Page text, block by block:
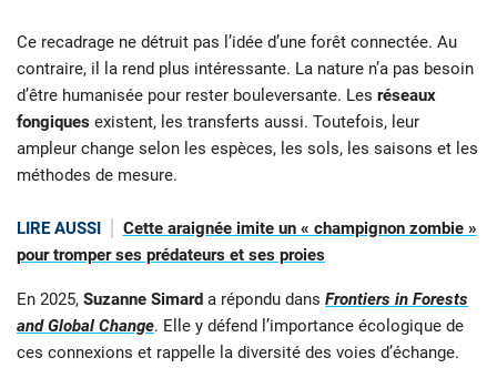
Ce recadrage ne détruit pas l’idée d’une forêt connectée. Au
contraire, il la rend plus intéressante. La nature n’a pas besoin
d’être humanisée pour rester bouleversante. Les réseaux
fongiques existent, les transferts aussi. Toutefois, leur
ampleur change selon les espèces, les sols, les saisons et les
méthodes de mesure.
LIRE AUSSI
Cette araignée imite un « champignon zombie »
pour tromper ses prédateurs et ses proies
En 2025, Suzanne Simard a répondu dans Frontiers in Forests
and Global Change. Elle y défend l’importance écologique de
ces connexions et rappelle la diversité des voies d’échange.